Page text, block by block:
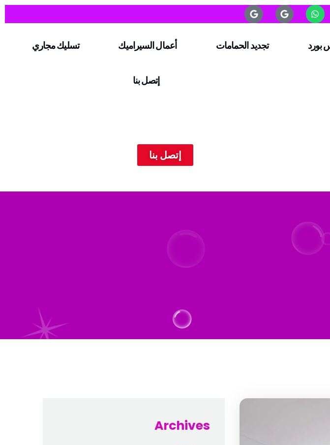
بورد تجديد الحمامات أعمال السيراميك تسليك مجاري
إتصل بنا
إتصل بنا
Archives